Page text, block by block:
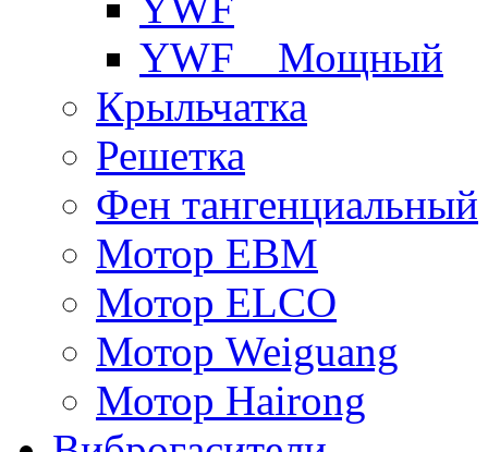
YWF _ Мощный
Крыльчатка
Решетка
Фен тангенциальный
Мотор EBM
Мотор ELCO
Мотор Weiguang
Мотор Hairong